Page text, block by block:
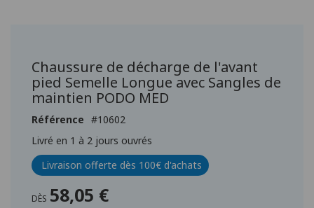
Galerie
d’images
Chaussure de décharge de l'avant
pied Semelle Longue avec Sangles de
maintien PODO MED
Référence
10602
Livré en 1 à 2 jours ouvrés
Livraison offerte dès 100€ d'achats
DÈS 58,05 €